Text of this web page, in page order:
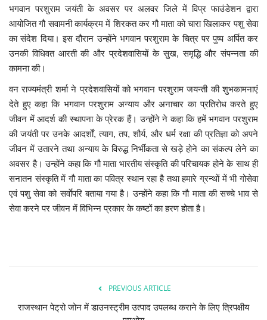
संपर्क
भगवान परशुराम जयंती के अवसर पर अलवर जिले में विप्र फाउंडेशन द्वारा
आयोजित गौ सवामनी कार्यक्रम में शिरकत कर गौ माता को चारा खिलाकर पशु सेवा
का संदेश दिया। इस दौरान उन्होंने भगवान परशुराम के चित्र पर पुष्प अर्पित कर
उनकी विधिवत आरती की और प्रदेशवासियों के सुख, समृद्धि और संपन्नता की
कामना की।
वन राज्यमंत्री शर्मा ने प्रदेशवासियों को भगवान परशुराम जयन्ती की शुभकामनाएं
देते हुए कहा कि भगवान परशुराम अन्याय और अनाचार का प्रतिरोध करते हुए
जीवन में आदर्श की स्थापना के प्रेरक हैं। उन्होंने ने कहा कि हमें भगवान परशुराम
की जयंती पर उनके आदर्शों, त्याग, तप, शौर्य, और धर्म रक्षा की प्रतिज्ञा को अपने
जीवन में उतारने तथा अन्याय के विरुद्ध निर्भीकता से खड़े होने का संकल्प लेने का
अवसर है। उन्होंने कहा कि गौ माता भारतीय संस्कृति की परिचायक होने के साथ ही
सनातन संस्कृति में गौ माता का पवित्र स्थान रहा है तथा हमारे ग्रन्थों में भी गोसेवा
एवं पशु सेवा को सर्वाेपरि बताया गया है। उन्होंने कहा कि गौ माता की सच्चे भाव से
सेवा करने पर जीवन में विभिन्न प्रकार के कष्टों का हरण होता है।
PREVIOUS ARTICLE
राजस्थान पेट्रो जोन में डाउनस्ट्रीम उत्पाद उपलब्ध कराने के लिए त्रिपक्षीय